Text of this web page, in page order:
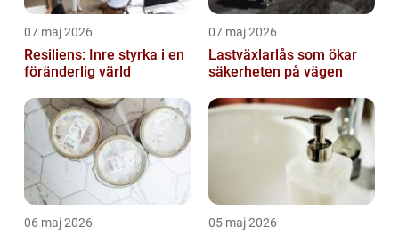
07 maj 2026
Resiliens: Inre styrka i en
föränderlig värld
07 maj 2026
Lastväxlarlås som ökar
säkerheten på vägen
06 maj 2026 05 maj 2026